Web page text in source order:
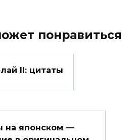
понравиться
II: цитаты
на японском —